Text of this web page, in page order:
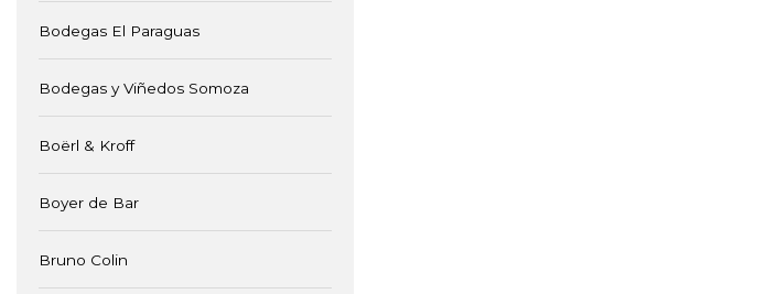
Bodegas El Paraguas
Bodegas y Viñedos Somoza
Boërl & Kroff
Boyer de Bar
Bruno Colin